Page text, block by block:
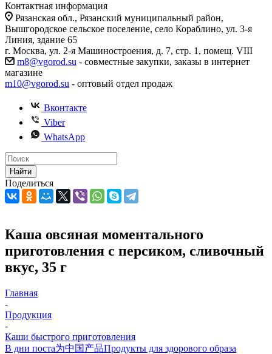
Контактная информация
Рязанская обл., Рязанский муниципальный район,
Вышгородское сельское поселение, село Кораблино, ул. 3-я
Линия, здание 65
г. Москва, ул. 2-я Машиностроения, д. 7, стр. 1, помещ. VIII
m8@vgorod.su - совместные закупки, заказы в интернет
магазине
m10@vgorod.su - оптовый отдел продаж
Вконтакте
Viber
WhatsApp
Найти
Поделиться
Каша овсяная моментального
приготовления с персиком, сливочный
вкус, 35 г
Главная
-
Продукция
-
Каши быстрого приготовления
В дни поста为中国产品Продукты для здорового образа